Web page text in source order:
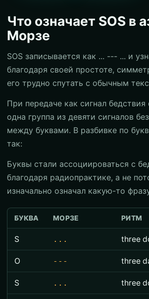
Что означает SOS в
Морзе
SOS записывается как ... --- ... и
благодаря своей простоте,
его трудно спутать с обычным
При передаче как сигнал бедствия
одна группа из девяти сигналов
между буквами. В разбивке по
так:
Буквы стали ассоциироваться с
благодаря радиопрактике, а не
изначально означал какую-то
БУКВА МОРЗЕ РИТМ
S ... three
O --- three
S ... three